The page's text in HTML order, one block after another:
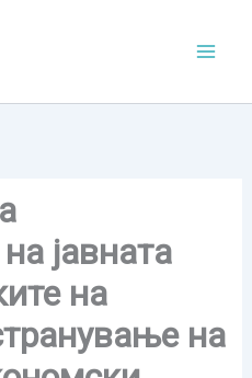
јавната
на
на